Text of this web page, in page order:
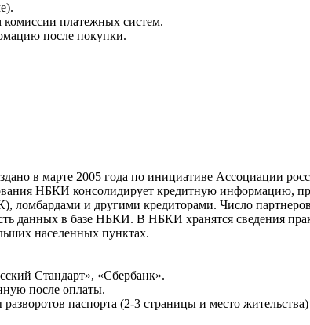
комиссии платежных систем.
после покупки.
в марте 2005 года по инициативе Ассоциации
НБКИ консолидирует кредитную информацию,
и другими кредиторами. Число
данных в базе НБКИ. В НБКИ хранятся сведения
населенных пунктах.
Стандарт», «Сбербанк».
после оплаты.
паспорта (2-3 страницы и место